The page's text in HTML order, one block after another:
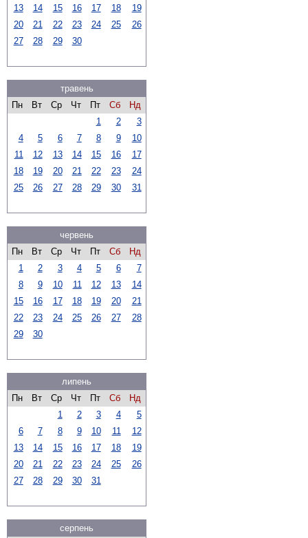
13 14 15 16 17 18
19
20
21 22 23 24 25
26
27
28 29 30
травень
Пн
Вт Ср Чт Пт Сб
Нд
1
2
3
4
5 6 7 8 9
10
11
12 13 14 15 16
17
18
19 20 21 22 23
24
25
26 27 28 29 30 31
червень
Пн
Вт Ср Чт Пт Сб
Нд
1
2 3 4 5 6
7
8
9 10 11 12 13
14
15
16 17 18 19 20
21
22
23 24 25 26 27
28
29
30
липень
Пн
Вт Ср Чт Пт Сб
Нд
1
2 3 4
5
6
7 8 9 10 11
12
13
14 15 16 17 18
19
20
21 22 23 24 25
26
27
28 29 30 31
серпень